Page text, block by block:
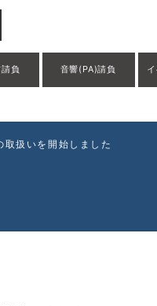
】の取扱いを開始
負 音響(PA)請負
扱いを開始しました